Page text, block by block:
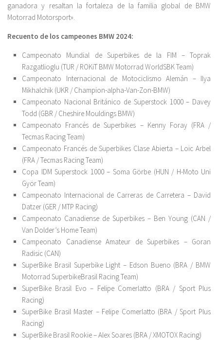
ganadora y resaltan la fortaleza de la familia global de BMW
Motorrad Motorsport».
Recuento de los campeones BMW 2024:
Campeonato Mundial de Superbikes de la FIM – Toprak
Razgatlioglu (TUR / ROKiT BMW Motorrad WorldSBK Team)
Campeonato Internacional de Motociclismo Alemán – Ilya
Mikhalchik (UKR / Champion-alpha-Van-Zon-BMW)
Campeonato Nacional Británico de Superstock 1000 – Davey
Todd (GBR / Cheshire Mouldings BMW)
Campeonato Francés de Superbikes – Kenny Foray (FRA /
Tecmas Racing Team)
Campeonato Francés de Superbikes Clase Abierta – Loïc Arbel
(FRA / Tecmas Racing Team)
Copa IDM Superstock 1000 – Soma Görbe (HUN / H-Moto Uni
Györ Team)
Campeonato Internacional de Carreras de Carretera – David
Datzer (GER / MTP Racing)
Campeonato Canadiense de Superbikes – Ben Young (CAN /
Van Dolder’s Home Team)
Campeonato Canadiense Amateur de Superbikes – Goran
Radisic (CAN)
SuperBike Brasil Superbike Light – Edson Bueno (BRA / BMW
Motorrad SuperbikeBrasil Racing Team)
SuperBike Brasil Evo – Felipe Comerlatto (BRA / Sport Plus
Racing)
SuperBike Brasil Master – Felipe Comerlatto (BRA / Sport Plus
Racing)
SuperBike Brasil Rookie – Alex Soares (BRA / XMOTOX Racing)